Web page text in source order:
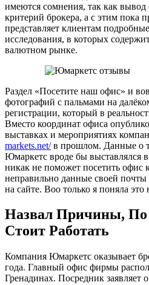
имеются сомнения, так как
критерий брокера, а с этим пока
представляет клиентам
исследования, в которых
валютном рынке.
Раздел «Посетите наш офис» и
фотографий с пальмами на
регистрации, который в
Вместо координат офиса
выставках и мероприятиях
markets.net/в прошлом. Данные о
Юмаркетс вроде бы выставлялся
никак не поможет посетить офис
неправильно данные своей почты
на сайте. Воо только я поняла это
Назвал Причины,
Стоит Работать
Компания Юмаркетс оказывает
года. Главный офис фирмы
Гренадинах. Посредник заявляет